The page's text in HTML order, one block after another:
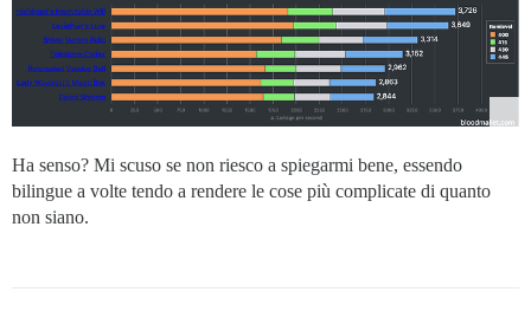
Ha senso? Mi scuso se non riesco a spiegarmi bene, essendo
bilingue a volte tendo a rendere le cose più complicate di quanto
non siano.